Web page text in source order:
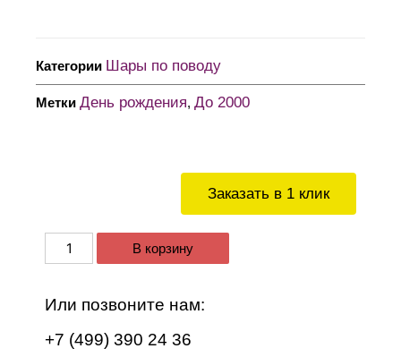
Заказать в 1 клик
В корзину
Или позвоните нам:
+7 (499) 390 24 36
Категории Шары по поводу
Метки День рождения, До 2000